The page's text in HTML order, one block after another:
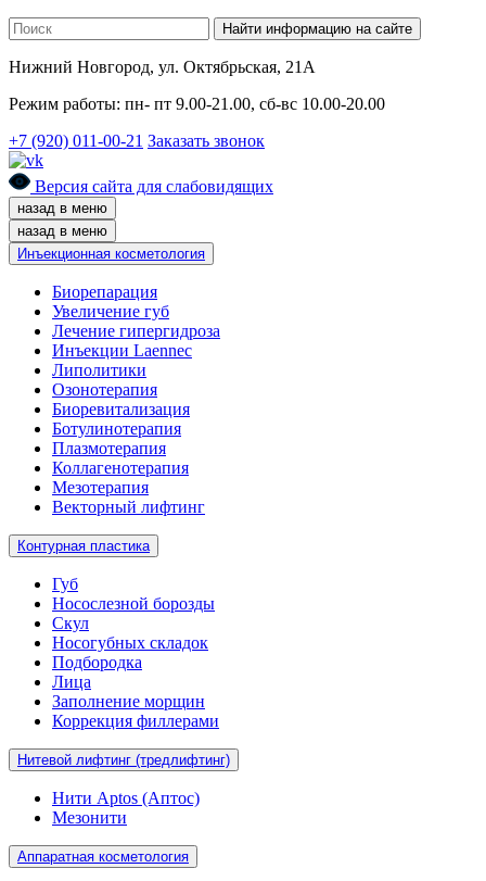
Найти информацию на сайте
Нижний Новгород, ул. Октябрьская, 21А
Режим работы: пн- пт 9.00-21.00, сб-вс 10.00-20.00
+7 (920) 011-00-21 Заказать звонок
Версия сайта для слабовидящих
назад в меню
назад в меню
Инъекционная косметология
Биорепарация
Увеличение губ
Лечение гипергидроза
Инъекции Laennec
Липолитики
Озонотерапия
Биоревитализация
Ботулинотерапия
Плазмотерапия
Коллагенотерапия
Мезотерапия
Векторный лифтинг
Контурная пластика
Губ
Носослезной борозды
Скул
Носогубных складок
Подбородка
Лица
Заполнение морщин
Коррекция филлерами
Нитевой лифтинг (тредлифтинг)
Нити Aptos (Аптос)
Мезонити
Аппаратная косметология